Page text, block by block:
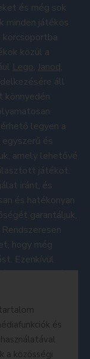
és még sok
minden játékos
közül a
Lego, Janod,
áll
könnyedén
legyen a
és
amely lehetővé
játékot.
iránt, és
és hatékonyan
garantáljuk,
hogy még
Ezenkívül
a közösségi
jött létre,
szolgáljon,
Nézze meg
végtelen
és
a közösségi